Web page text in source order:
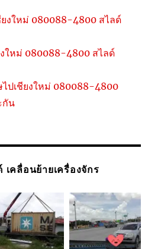
งใหม่ 080088-4800 สไลด์
ใหม่ 080088-4800 สไลด์
ปเชียงใหม่ 080088-4800
กัน
คลื่อนย้ายเครื่องจักร